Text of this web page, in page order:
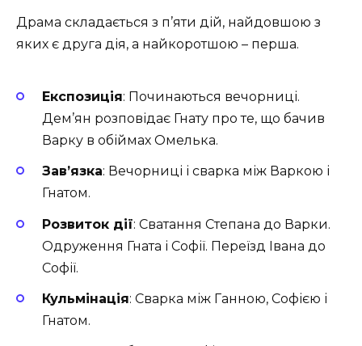
Драма складається з п’яти дій, найдовшою з
яких є друга дія, а найкоротшою – перша.
Експозиція: Починаються вечорниці.
Дем’ян розповідає Гнату про те, що бачив
Варку в обіймах Омелька.
Зав’язка: Вечорниці і сварка між Варкою і
Гнатом.
Розвиток дії: Сватання Степана до Варки.
Одруження Гната і Софії. Переїзд Івана до
Софії.
Кульмінація: Сварка між Ганною, Софією і
Гнатом.